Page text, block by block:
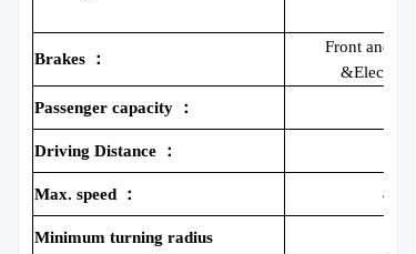
Brakes ：
Front and
Passenger capacity
：
Driving Distance ：
Max. speed ：
Minimum turning radius